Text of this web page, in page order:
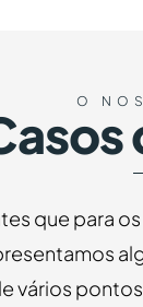
O
que para
vários